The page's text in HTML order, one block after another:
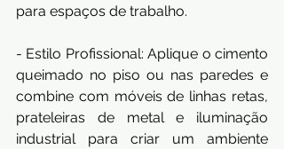
para espaços de trabalho.
- Estilo Profissional: Aplique o cimento
queimado no piso ou nas paredes e
combine com móveis de linhas retas,
prateleiras de metal e iluminação
industrial para criar um ambiente